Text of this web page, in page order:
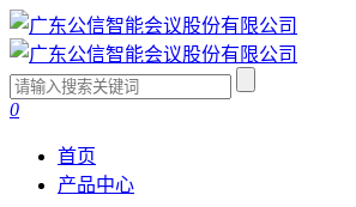
0
首页
产品中心